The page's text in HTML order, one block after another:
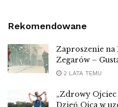
Rekomendowane
Zaproszenie na
Zegarów –
2 LATA TEMU
„Zdrowy Ojciec
Dzień Ojca w